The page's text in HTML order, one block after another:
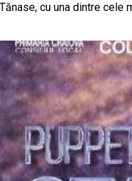
cu una dintre cele